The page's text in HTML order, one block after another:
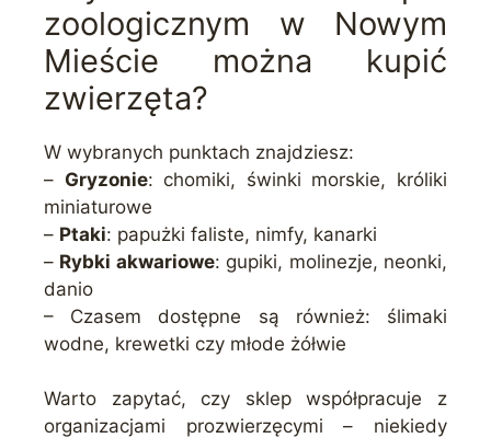
zoologicznym w Nowym
Mieście można kupić
zwierzęta?
W wybranych punktach znajdziesz:
– Gryzonie: chomiki, świnki morskie, króliki
miniaturowe
– Ptaki: papużki faliste, nimfy, kanarki
– Rybki akwariowe: gupiki, molinezje, neonki,
danio
– Czasem dostępne są również: ślimaki
wodne, krewetki czy młode żółwie
Warto zapytać, czy sklep współpracuje z
organizacjami prozwierzęcymi – niekiedy